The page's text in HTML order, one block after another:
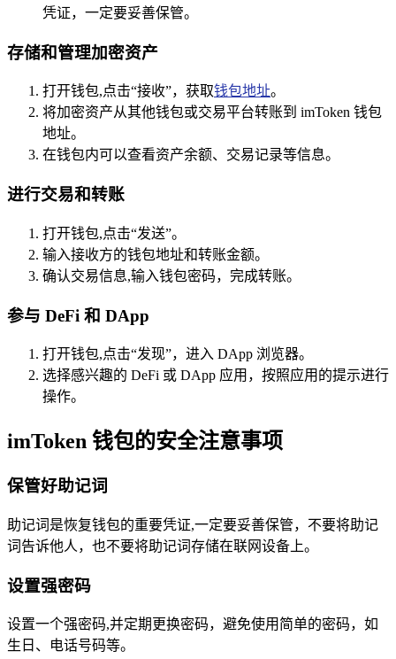
凭证，一定要妥善保管。
存储和管理加密资产
打开钱包,点击“接收”，获取钱包地址。
将加密资产从其他钱包或交易平台转账到 imToken 钱包
地址。
在钱包内可以查看资产余额、交易记录等信息。
进行交易和转账
打开钱包,点击“发送”。
输入接收方的钱包地址和转账金额。
确认交易信息,输入钱包密码，完成转账。
参与 DeFi 和 DApp
打开钱包,点击“发现”，进入 DApp 浏览器。
选择感兴趣的 DeFi 或 DApp 应用，按照应用的提示进行
操作。
imToken 钱包的安全注意事项
保管好助记词
助记词是恢复钱包的重要凭证,一定要妥善保管，不要将助记
词告诉他人，也不要将助记词存储在联网设备上。
设置强密码
设置一个强密码,并定期更换密码，避免使用简单的密码，如
生日、电话号码等。